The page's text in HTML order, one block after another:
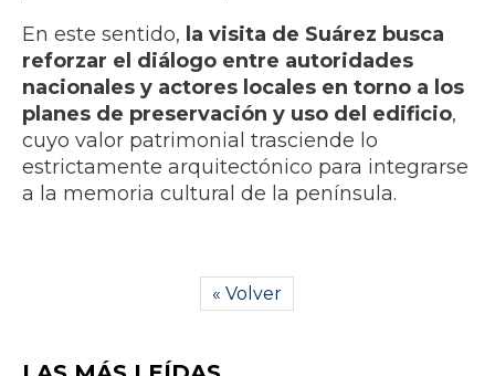
En este sentido, la visita de Suárez busca
reforzar el diálogo entre autoridades
nacionales y actores locales en torno a los
planes de preservación y uso del edificio,
cuyo valor patrimonial trasciende lo
estrictamente arquitectónico para integrarse
a la memoria cultural de la península.
« Volver